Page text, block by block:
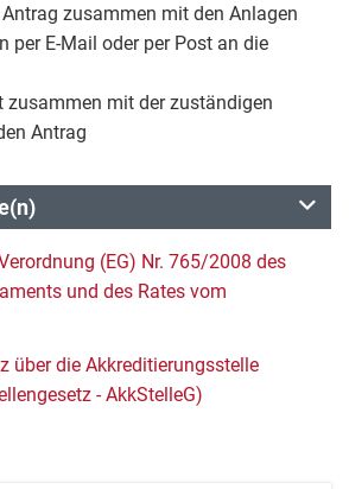
zusammen mit den Anlagen
per E-Mail oder per Post an die
zusammen mit der zuständigen
Antrag
(EG) Nr. 765/2008 des
und des Rates vom
über die Akkreditierungsstelle
- AkkStelleG)